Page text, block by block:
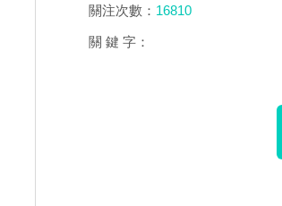
關注次數： 16810
關 鍵 字：